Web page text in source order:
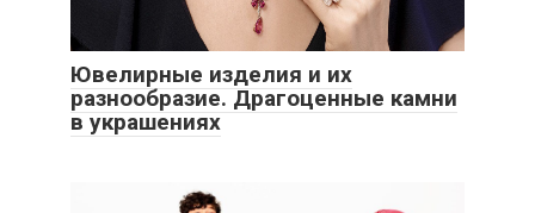
Ювелирные изделия и их
разнообразие. Драгоценные камни
в украшениях